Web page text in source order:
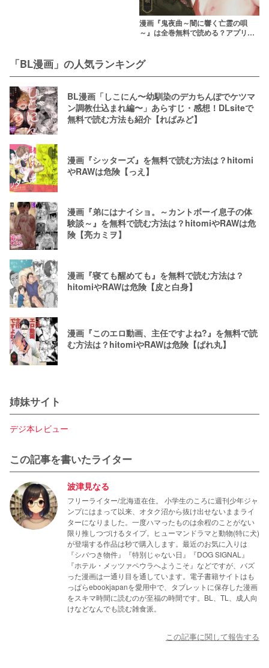
漫画『鬼夜曲～闇に響く亡霊の唄
～』は全巻無料で読める？アプリや
「BL漫画」の人気ランキング
BL漫画「しこにん〜幼馴染のデカちんぽでケツマ
ン調教仕込まれ編〜」あらすじ・感想！DLsiteで
無料で読む方法も紹介【れぱみど】
漫画『シッターズ』を無料で読む方法は？hitomi
やRAWは危険【っえ】
漫画『弟にはナイショ。～カントボーイ息子の体
験談～』を無料で読む方法は？hitomiやRAWは危
険【亮カミヲ】
漫画『寝ても醒めても』を無料で読む方法は？
hitomiやRAWは危険【皮と白身】
漫画『このエロ動画、主任ですよね?』を無料で読
む方法は？hitomiやRAWは危険【ぱれ丸】
姉妹サイト
デジ本レビュー
この記事を書いたライター
波津見なる
フリーライター/北海道在住。 小学生のころに週刊少年ジャ
ンプにはまって以来、オタク沼から抜け出せないままライ
ターになりました。一度ハマったものは余程のことがない
限り推しつづけるタイプ。ヒューマンドラマと動物(特に犬)
が登場する作品は秒で購入します。最近のお気に入りは
『シバつき物件』『特別じゃない日』『DOG SIGNAL』
『ホテル・メッツァペウラへようこそ』などですが、バズ
った漫画は一通り目を通しています。電子書籍サイトはも
っぱらebookjapanを愛用中で、タブレットに保存した漫画
をスキマ時間に読むのが至福の時間です。BL、TL、成人向
けなどなんでも読む雑食派。
この記事に関して報告する